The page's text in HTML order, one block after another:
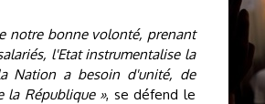
notre bonne volonté, prenant
l'Etat instrumentalise la
Nation a besoin d'unité, de
la République », se défend le